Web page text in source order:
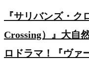
『サリバンズ・ク
Crossing）』大自
ロドラマ！『ヴァ